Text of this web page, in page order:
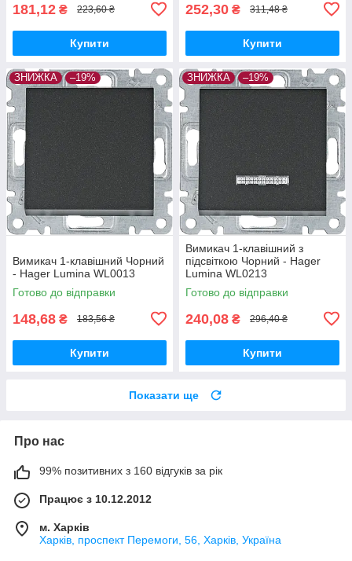
181,12 ₴ 223,60 ₴
Купити
252,30 ₴ 311,48 ₴
Купити
ЗНИЖКА –19%
Вимикач 1-клавішний Чорний
- Hager Lumina WL0013
Готово до відправки
148,68 ₴ 183,56 ₴
Купити
ЗНИЖКА –19%
Вимикач 1-клавішний з
підсвіткою Чорний - Hager
Lumina WL0213
Готово до відправки
240,08 ₴ 296,40 ₴
Купити
Показати ще
Про нас
99% позитивних з 160 відгуків за рік
Працює з 10.12.2012
м. Харків
Харків, проспект Перемоги, 56, Харків, Україна